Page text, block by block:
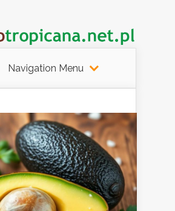
Navigation Menu